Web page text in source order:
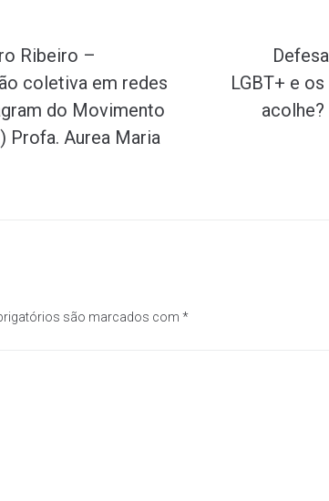
Ribeiro –
coletiva em redes
do Movimento
Profa. Aurea Maria
LGBT+ e
são marcados com *